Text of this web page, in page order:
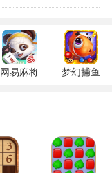
性，还为玩家提供
游戏体验，满足不
玩家可以通过与这
戏的代入感与趣味
网易麻将
梦幻捕鱼